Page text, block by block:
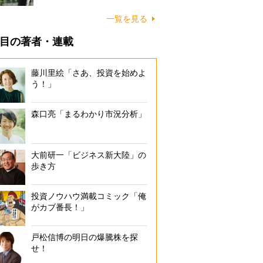
一覧を見る
の著者・連載
藤川里絵「さあ、投資を始めよ
う！」
森口亮「まるわかり市況分析」
大前研一「ビジネス新大陸」の
歩き方
投資ノウハウ満載コミック「俺
がカブ番長！」
戸松信博の明日の爆騰株を探
せ！